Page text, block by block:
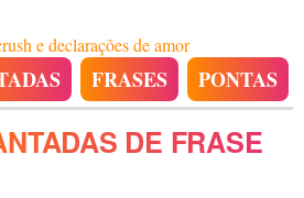
e declarações de amor
FRASES PONTAS
DE FRASE